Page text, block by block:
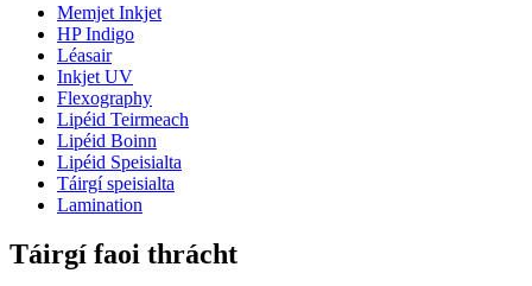
Memjet Inkjet
HP Indigo
Léasair
Inkjet UV
Flexography
Lipéid Teirmeach
Lipéid Boinn
Lipéid Speisialta
Táirgí speisialta
Lamination
Táirgí faoi thrácht